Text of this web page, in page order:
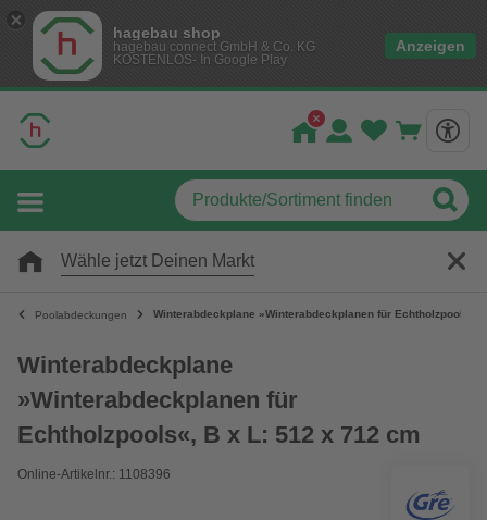
hagebau shop
hagebau connect GmbH & Co. KG
KOSTENLOS- In Google Play
Anzeigen
Wähle jetzt Deinen Markt
Poolabdeckungen Winterabdeckplane »Winterabdeckplanen für Echtholzpools«,
Winterabdeckplane
»Winterabdeckplanen für
Echtholzpools«, B x L: 512 x 712 cm
Online-Artikelnr.: 1108396